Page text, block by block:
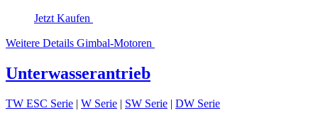
Jetzt Kaufen
Weitere Details Gimbal-Motoren
Unterwasserantrieb
TW ESC Serie | W Serie | SW Serie | DW Serie